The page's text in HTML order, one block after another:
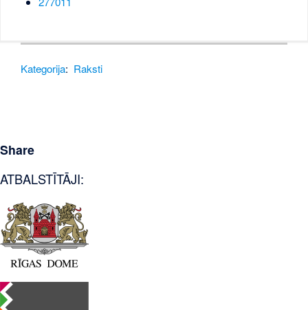
Kategorija: Raksti
Share
ATBALSTĪTĀJI: